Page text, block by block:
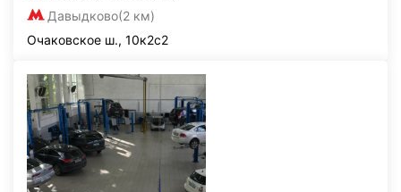
Давыдково(2 км)
Очаковское ш., 10к2с2